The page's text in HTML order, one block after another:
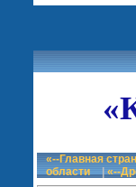
«--Главная
области
|«--